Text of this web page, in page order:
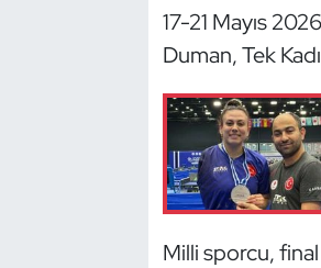
17-21 Mayıs
Duman, Tek
Milli sporcu, final
Hava Sporları